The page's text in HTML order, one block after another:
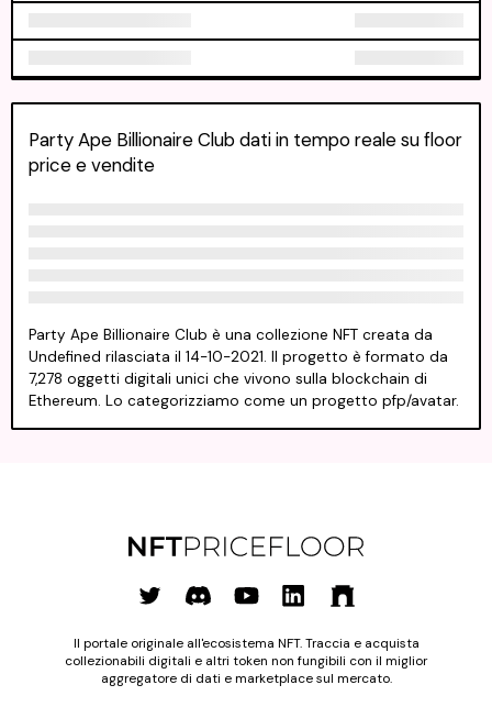
Party Ape Billionaire Club dati in tempo reale su floor
price e vendite
Party Ape Billionaire Club è una collezione NFT creata da
Undefined rilasciata il 14-10-2021. Il progetto è formato da
7,278 oggetti digitali unici che vivono sulla blockchain di
Ethereum. Lo categorizziamo come un progetto pfp/avatar.
Il portale originale all'ecosistema NFT. Traccia e acquista
collezionabili digitali e altri token non fungibili con il miglior
aggregatore di dati e marketplace sul mercato.